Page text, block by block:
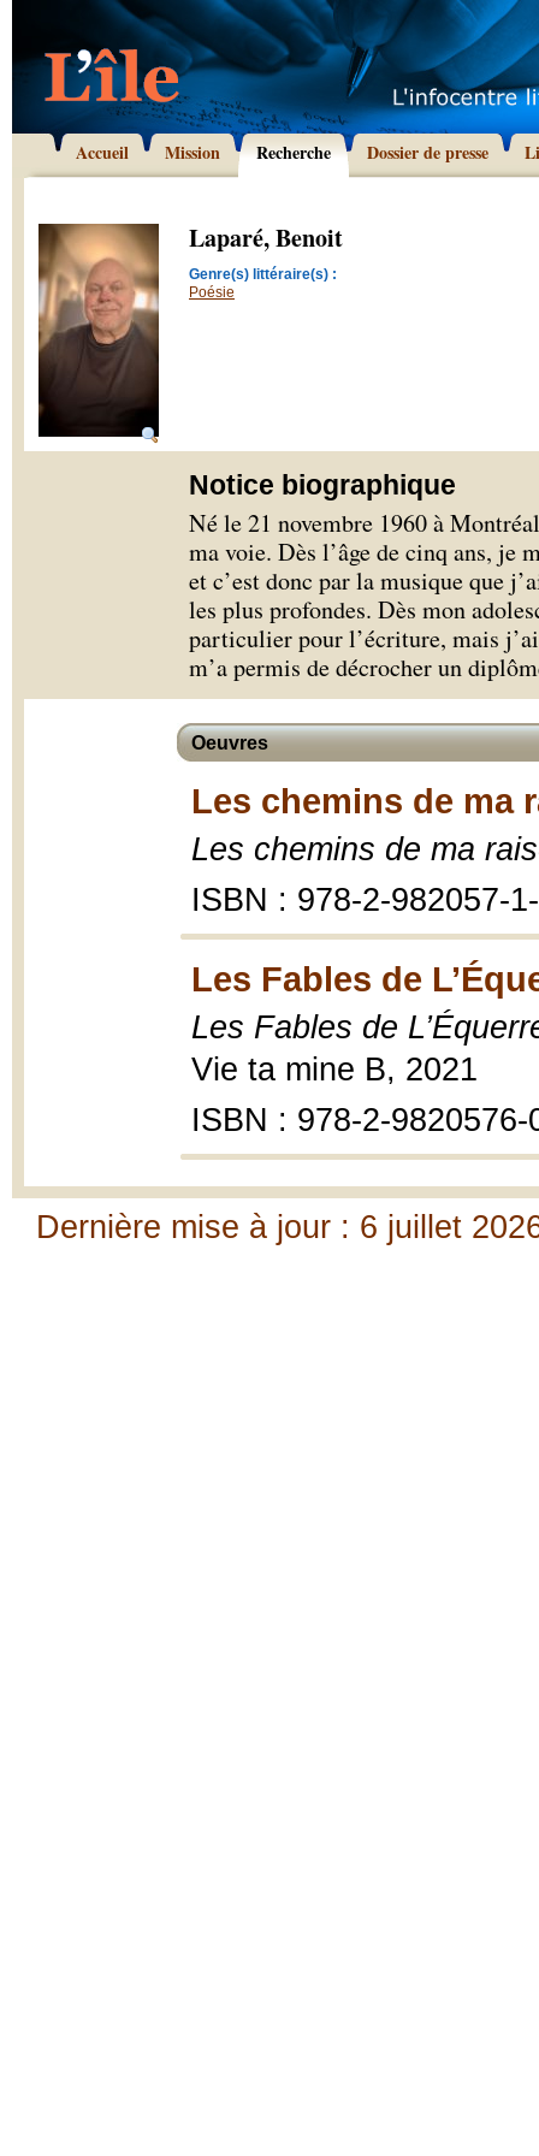
Accueil Mission Recherche Dossier de presse
Laparé, Benoit
Genre(s) littéraire(s) :
Poésie
Notice biographique
Né le 21 novembre 1960 à
ma voie. Dès l’âge de cinq ans, je
et c’est donc par la musique que
les plus profondes. Dès mon
particulier pour l’écriture, mais
m’a permis de décrocher un
Oeuvres
Les chemins de ma
Les chemins de ma
ISBN : 978-2-982057-
Les Fables de
Les Fables de
Vie ta mine B, 2021
ISBN : 978-2-9820576-
Dernière mise à jour : 6 juillet